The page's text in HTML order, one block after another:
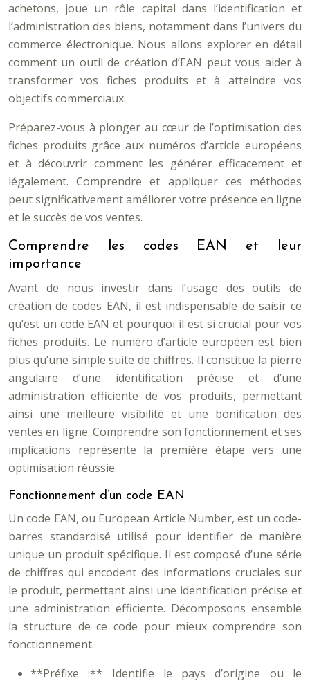
achetons, joue un rôle capital dans l’identification et
l’administration des biens, notamment dans l’univers du
commerce électronique. Nous allons explorer en détail
comment un outil de création d’EAN peut vous aider à
transformer vos fiches produits et à atteindre vos
objectifs commerciaux.
Préparez-vous à plonger au cœur de l’optimisation des
fiches produits grâce aux numéros d’article européens
et à découvrir comment les générer efficacement et
légalement. Comprendre et appliquer ces méthodes
peut significativement améliorer votre présence en ligne
et le succès de vos ventes.
Comprendre les codes EAN et leur
importance
Avant de nous investir dans l’usage des outils de
création de codes EAN, il est indispensable de saisir ce
qu’est un code EAN et pourquoi il est si crucial pour vos
fiches produits. Le numéro d’article européen est bien
plus qu’une simple suite de chiffres. Il constitue la pierre
angulaire d’une identification précise et d’une
administration efficiente de vos produits, permettant
ainsi une meilleure visibilité et une bonification des
ventes en ligne. Comprendre son fonctionnement et ses
implications représente la première étape vers une
optimisation réussie.
Fonctionnement d’un code EAN
Un code EAN, ou European Article Number, est un code-
barres standardisé utilisé pour identifier de manière
unique un produit spécifique. Il est composé d’une série
de chiffres qui encodent des informations cruciales sur
le produit, permettant ainsi une identification précise et
une administration efficiente. Décomposons ensemble
la structure de ce code pour mieux comprendre son
fonctionnement.
**Préfixe :** Identifie le pays d’origine ou le